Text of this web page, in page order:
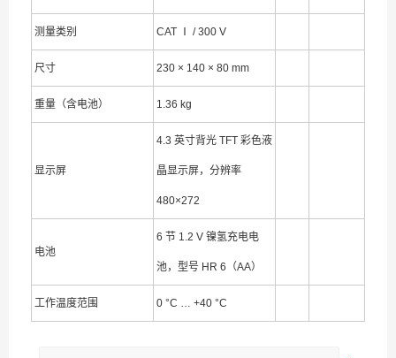
测量类别 CAT Ⅰ / 300 V
尺寸 230 × 140 × 80 mm
重量（含电池） 1.36 kg
显示屏
4.3 英寸背光 TFT 彩色液
晶显示屏，分辨率
480×272
电池
6 节 1.2 V 镍氢充电电
池，型号 HR 6（AA）
工作温度范围 0 °C … +40 °C